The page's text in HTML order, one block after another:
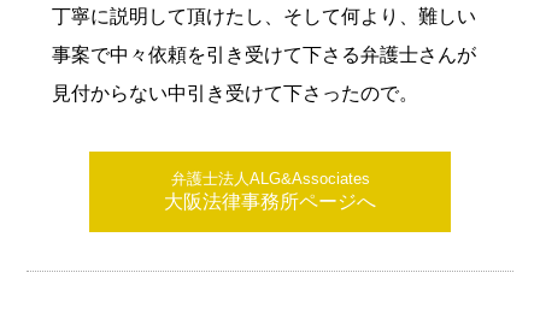
丁寧に説明して頂けたし、そして何より、難しい
事案で中々依頼を引き受けて下さる弁護士さんが
見付からない中引き受けて下さったので。
弁護士法人ALG&Associates
大阪法律事務所ページへ